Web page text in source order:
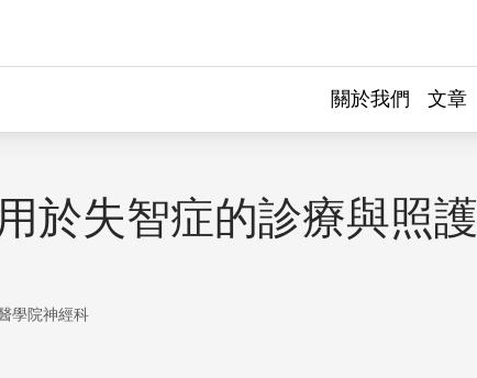
關於我們 文章
於失智症的診療與照護
學院神經科